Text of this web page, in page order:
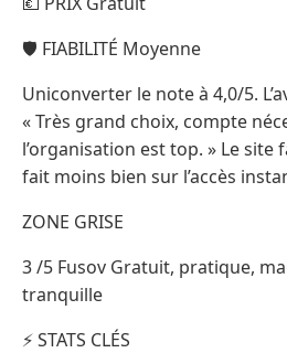
🛡️ FIABILITÉ Moyenne
Uniconverter le note à 4,0/5.
« Très grand choix, compte
l’organisation est top. » Le site
fait moins bien sur l’accès
ZONE GRISE
3 /5 Fusov Gratuit, pratique,
tranquille
⚡ STATS CLÉS